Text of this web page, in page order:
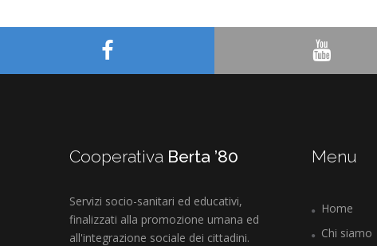
Cooperativa Berta ’80
Servizi socio-sanitari ed educativi,
finalizzati alla promozione umana ed
all'integrazione sociale dei cittadini.
Menu
Home
Chi siamo